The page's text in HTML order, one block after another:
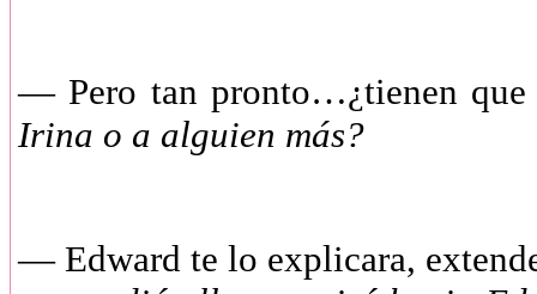
— Pero tan pronto…¿tienen
Irina o a alguien más?
— Edward te lo explicara,